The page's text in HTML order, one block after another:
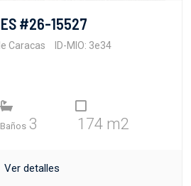
#26-15527
Caracas ID-MIO: 3e34
Baños 3 174 m2
Ver detalles